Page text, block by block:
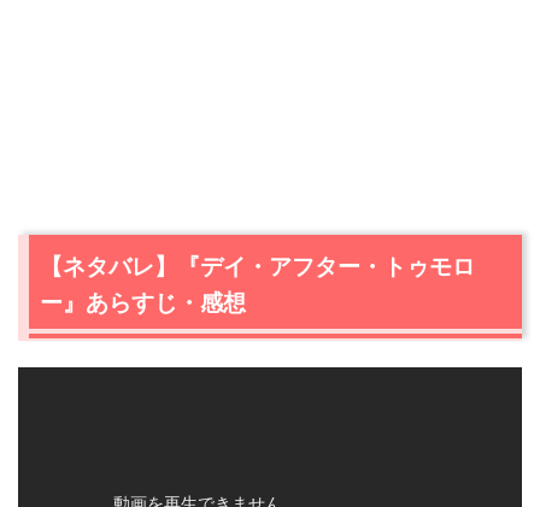
【ネタバレ】『デイ・アフター・トゥモロ
ー』あらすじ・感想